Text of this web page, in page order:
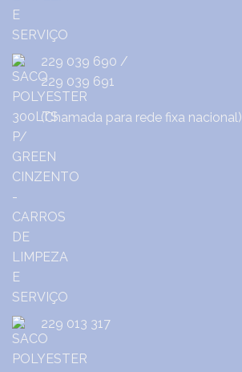
229 039 690 /
229 039 691
(Chamada para rede fixa nacional)
229 013 317